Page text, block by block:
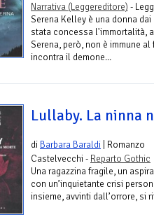
Narrativa (Leggereditore) -
Serena Kelley è una donna
stata concessa l'immortalità,
Serena, però, non è immune
incontra il demone...
Lullaby. La ninna
di Barbara Baraldi | Romanzo
Castelvecchi - Reparto Gothic
Una ragazzina fragile, un
con un’inquietante crisi
insieme, avvinti dall’orrore, si